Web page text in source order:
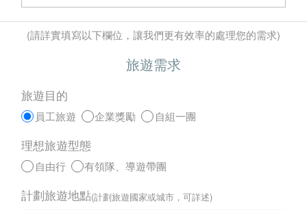
旅遊需求
(請詳實填寫以下欄位，讓我們更有效率的處理您的需求)
旅遊目的
員工旅遊 企業獎勵 自組一團
理想旅遊型態
自由行 有領隊、導遊帶團
計劃旅遊地點(計劃旅遊國家或城市，可詳述)